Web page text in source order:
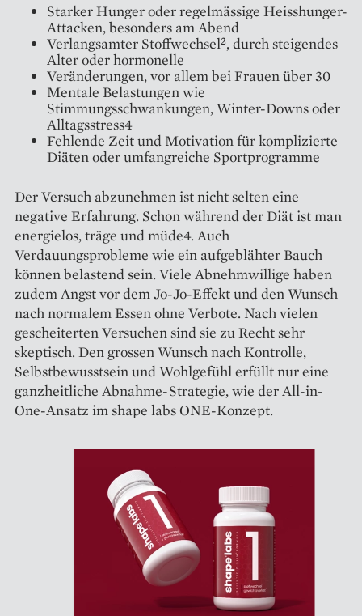
Starker Hunger oder regelmässige Heisshunger-
Attacken, besonders am Abend
Verlangsamter Stoffwechsel², durch steigendes
Alter oder hormonelle
Veränderungen, vor allem bei Frauen über 30
Mentale Belastungen wie
Stimmungsschwankungen, Winter-Downs oder
Alltagsstress4
Fehlende Zeit und Motivation für komplizierte
Diäten oder umfangreiche Sportprogramme
Der Versuch abzunehmen ist nicht selten eine
negative Erfahrung. Schon während der Diät ist man
energielos, träge und müde4. Auch
Verdauungsprobleme wie ein aufgeblähter Bauch
können belastend sein. Viele Abnehmwillige haben
zudem Angst vor dem Jo-Jo-Effekt und den Wunsch
nach normalem Essen ohne Verbote. Nach vielen
gescheiterten Versuchen sind sie zu Recht sehr
skeptisch. Den grossen Wunsch nach Kontrolle,
Selbstbewusstsein und Wohlgefühl erfüllt nur eine
ganzheitliche Abnahme-Strategie, wie der All-in-
One-Ansatz im shape labs ONE-Konzept.